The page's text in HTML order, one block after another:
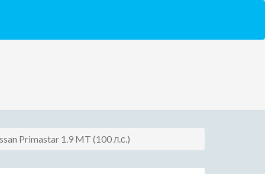
Primastar 1.9 MT (100 л.с.)